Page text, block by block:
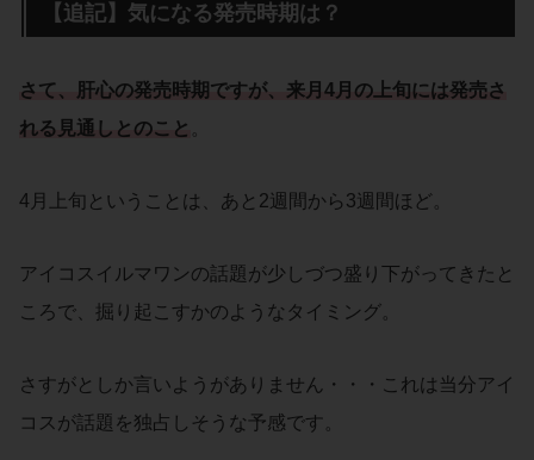
【追記】気になる発売時期は？
さて、肝心の発売時期ですが、来月4月の上旬には発売さ
れる見通しとのこと
4月上旬ということは、あと2週間から3週間ほど。
アイコスイルマワンの話題が少しづつ盛り下がってきたと
ころで、掘り起こすかのようなタイミング。
さすがとしか言いようがありません・・・これは当分アイ
コスが話題を独占しそうな予感です。